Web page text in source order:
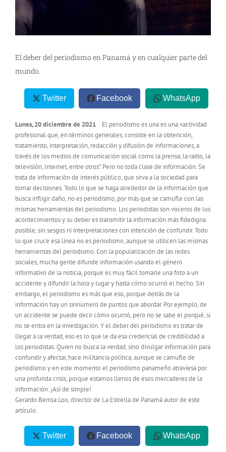
El deber del periodismo en Panamá y en cualquier parte del
mundo.
Twitter Facebook WhatsApp
Lunes, 20 diciembre de 2021
El periodismo es una es una «actividad
profesional que, en términos generales, consiste en la obtención,
tratamiento, interpretación, redacción y difusión de informaciones, a
través de los medios de comunicación social como la prensa, la radio, la
televisión, Internet, entre otros”. Pero no toda clase de información. Se
trata de información de interés público, que sirva a la sociedad para
tomar decisiones. Todo lo que se haga alrededor de la información que
busca infligir daño, no es periodismo, por más que se camufle con las
mismas herramientas del periodismo. Los periodistas son voceros de los
acontecimientos y su deber es transmitir la información más fidedigna
posible, sin sesgos ni interpretaciones con intención de confundir. Todo
lo que cruce esa línea no es periodismo, aunque se utilicen las mismas
herramientas del periodismo. Con la popularización de las redes
sociales, mucha gente difunde información usando el género
informativo de la noticia, porque es muy fácil tomarle una foto a un
accidente y difundir la hora y lugar y hasta cómo ocurrió el hecho. Sin
embargo, el periodismo es más que eso, porque detrás de la
información hay un sinnúmero de puntos que abordar. Por ejemplo, de
un accidente se puede decir cómo ocurrió, pero no se sabe el porqué, si
no se entra en la investigación. Y el deber del periodismo es tratar de
llegar a la verdad, eso es lo que le da esa credencial de credibilidad a
los periodistas. Quien no busca la verdad, sino divulgar información para
confundir y afectar, hace militancia política, aunque se camufle de
periodismo y en este momento el periodismo panameño atraviesa por
una profunda crisis, porque estamos llenos de esos mercaderes de la
información. ¡Así de simple!
Gerardo Berroa Loo, director de La Estrella de Panamá autor de este
artículo.
Twitter Facebook WhatsApp